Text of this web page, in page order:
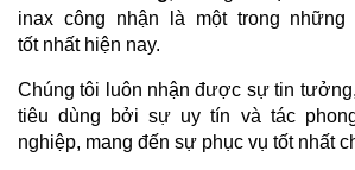
inax công nhận là một trong
tốt nhất hiện nay.
Chúng tôi luôn nhận được sự tin
tiêu dùng bởi sự uy tín và tác
nghiệp, mang đến sự phục vụ tốt nhất